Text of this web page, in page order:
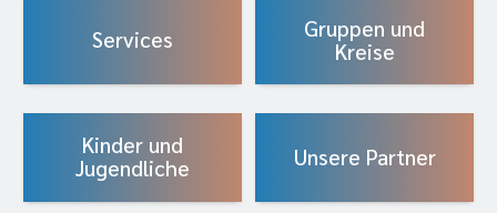
Services
Gruppen und
Kreise
Kinder und
Jugendliche
Unsere Partner